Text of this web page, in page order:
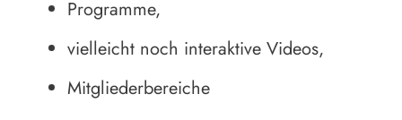
Programme,
vielleicht noch interaktive Videos,
Mitgliederbereiche